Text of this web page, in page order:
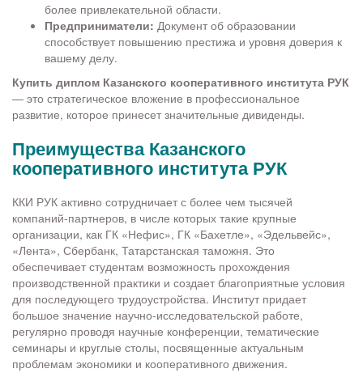
более привлекательной области.
Предприниматели: Документ об образовании
способствует повышению престижа и уровня доверия к
вашему делу.
Купить диплом Казанского кооперативного института РУК
— это стратегическое вложение в профессиональное
развитие, которое принесет значительные дивиденды.
Преимущества Казанского
кооперативного института РУК
ККИ РУК активно сотрудничает с более чем тысячей
компаний-партнеров, в числе которых такие крупные
организации, как ГК «Нефис», ГК «Бахетле», «Эдельвейс»,
«Лента», Сбербанк, Татарстанская таможня. Это
обеспечивает студентам возможность прохождения
производственной практики и создает благоприятные условия
для последующего трудоустройства. Институт придает
большое значение научно-исследовательской работе,
регулярно проводя научные конференции, тематические
семинары и круглые столы, посвященные актуальным
проблемам экономики и кооперативного движения.